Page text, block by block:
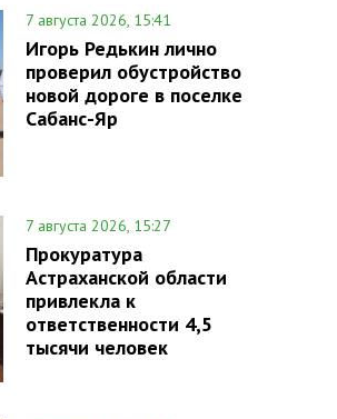
7 августа 2026, 15:41
Игорь Редькин лично
проверил обустройство
новой дороге в поселке
Сабанс-Яр
7 августа 2026, 15:27
Прокуратура
Астраханской области
привлекла к
ответственности 4,5
тысячи человек